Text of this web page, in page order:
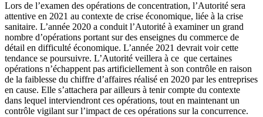
Lors de l’examen des opérations de concentration, l’Autorité sera
attentive en 2021 au contexte de crise économique, liée à la crise
sanitaire. L’année 2020 a conduit l’Autorité à examiner un grand
nombre d’opérations portant sur des enseignes du commerce de
détail en difficulté économique. L’année 2021 devrait voir cette
tendance se poursuivre. L’Autorité veillera à ce que certaines
opérations n’échappent pas artificiellement à son contrôle en raison
de la faiblesse du chiffre d’affaires réalisé en 2020 par les entreprises
en cause. Elle s’attachera par ailleurs à tenir compte du contexte
dans lequel interviendront ces opérations, tout en maintenant un
contrôle vigilant sur l’impact de ces opérations sur la concurrence.